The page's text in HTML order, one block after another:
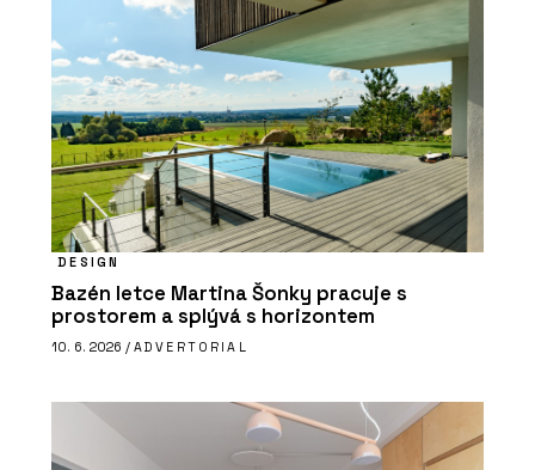
DESIGN
Bazén letce Martina Šonky pracuje s
prostorem a splývá s horizontem
10. 6. 2026 / ADVERTORIAL